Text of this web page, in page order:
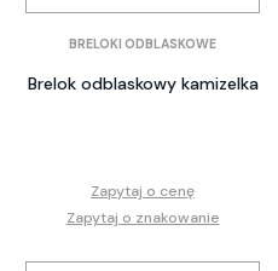
BRELOKI ODBLASKOWE
Brelok odblaskowy kamizelka
Zapytaj o cenę
Zapytaj o znakowanie